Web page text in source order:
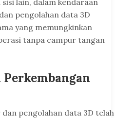
pengolahan data 3D
yang memungkinkan
tanpa campur tangan
pengolahan data 3D telah